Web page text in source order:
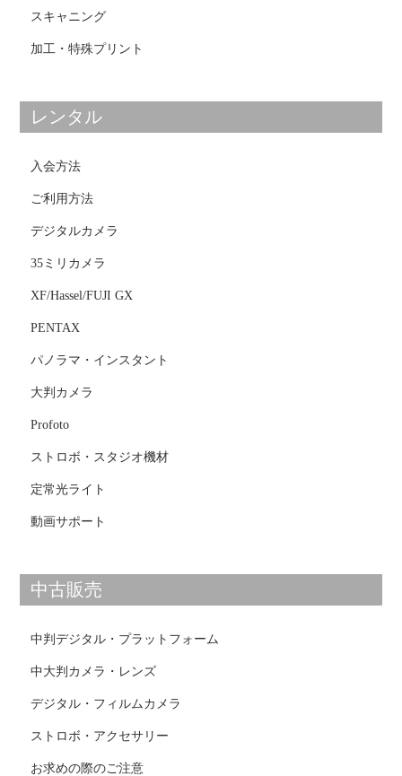
スキャニング
加工・特殊プリント
レンタル
入会方法
ご利用方法
デジタルカメラ
35ミリカメラ
XF/Hassel/FUJI GX
PENTAX
パノラマ・インスタント
大判カメラ
Profoto
ストロボ・スタジオ機材
定常光ライト
動画サポート
中古販売
中判デジタル・プラットフォーム
中大判カメラ・レンズ
デジタル・フィルムカメラ
ストロボ・アクセサリー
お求めの際のご注意